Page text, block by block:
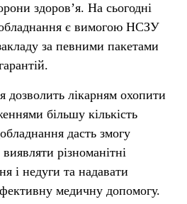
здоров’я. На сьогодні
є вимогою НСЗУ
за певними пакетами
дозволить лікарням охопити
більшу кількість
дасть змогу
різноманітні
і недуги та надавати
медичну допомогу.